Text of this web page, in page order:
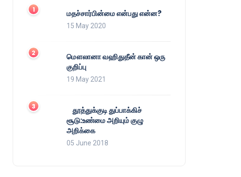
மதச்சார்பின்மை என்பது என்ன?
15 May 2020
மௌலானா வஹிதுதீன் கான் ஒரு
குறிப்பு
19 May 2021
தூத்துக்குடி துப்பாக்கிச்
சூடு:உண்மை அறியும் குழு
அறிக்கை
05 June 2018